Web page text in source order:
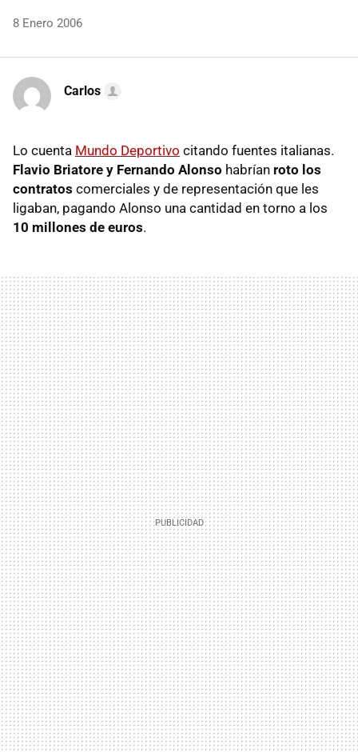
8 Enero 2006
Carlos
Lo cuenta Mundo Deportivo citando fuentes italianas.
Flavio Briatore y Fernando Alonso habrían roto los
contratos comerciales y de representación que les
ligaban, pagando Alonso una cantidad en torno a los
10 millones de euros.